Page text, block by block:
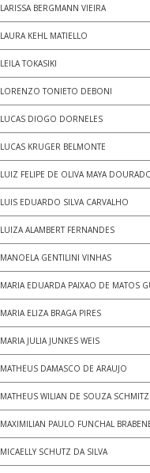
LARISSA BERGMANN VIEIRA
LAURA KEHL MATIELLO
LEILA TOKASIKI
LORENZO TONIETO DEBONI
LUCAS DIOGO DORNELES
LUCAS KRUGER BELMONTE
LUIZ FELIPE DE OLIVA MAYA
LUIS EDUARDO SILVA CARVALHO
LUIZA ALAMBERT FERNANDES
MANOELA GENTILINI VINHAS
MARIA EDUARDA PAIXAO DE MATOS
MARIA ELIZA BRAGA PIRES
MARIA JULIA JUNKES WEIS
MATHEUS DAMASCO DE ARAUJO
MATHEUS WILIAN DE SOUZA SCHMITZ
MAXIMILIAN PAULO FUNCHAL
MICAELLY SCHUTZ DA SILVA